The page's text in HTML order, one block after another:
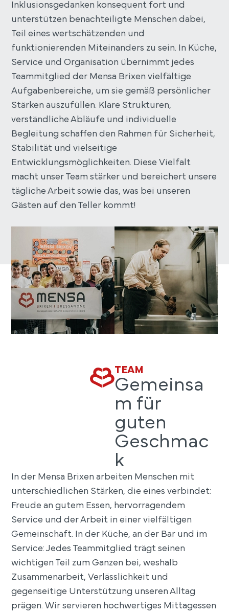
Inklusionsgedanken konsequent fort und
unterstützen benachteiligte Menschen dabei,
Teil eines wertschätzenden und
funktionierenden Miteinanders zu sein. In Küche,
Service und Organisation übernimmt jedes
Teammitglied der Mensa Brixen vielfältige
Aufgabenbereiche, um sie gemäß persönlicher
Stärken auszufüllen. Klare Strukturen,
verständliche Abläufe und individuelle
Begleitung schaffen den Rahmen für Sicherheit,
Stabilität und vielseitige
Entwicklungsmöglichkeiten. Diese Vielfalt
macht unser Team stärker und bereichert unsere
tägliche Arbeit sowie das, was bei unseren
Gästen auf den Teller kommt!
TEAM
Gemeinsa
m für
guten
Geschmac
k
In der Mensa Brixen arbeiten Menschen mit
unterschiedlichen Stärken, die eines verbindet:
Freude an gutem Essen, hervorragendem
Service und der Arbeit in einer vielfältigen
Gemeinschaft. In der Küche, an der Bar und im
Service: Jedes Teammitglied trägt seinen
wichtigen Teil zum Ganzen bei, weshalb
Zusammenarbeit, Verlässlichkeit und
gegenseitige Unterstützung unseren Alltag
prägen. Wir servieren hochwertiges Mittagessen